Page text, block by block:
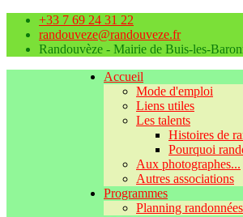
+33 7 69 24 31 22
randouveze@randouveze.fr
Randouvèze - Mairie de Buis-les-
Accueil
Mode d'emploi
Liens utiles
Les talents
Histoires de
Pourquoi
Aux photographes...
Autres associations
Programmes
Planning randonnées